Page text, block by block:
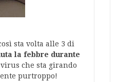
sta volta alle 3 di
la febbre durante
che sta girando
purtroppo!